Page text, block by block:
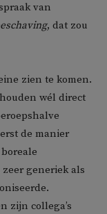
van
, dat zou
zien te komen.
wél direct
de manier
generiek als
zijn collega’s